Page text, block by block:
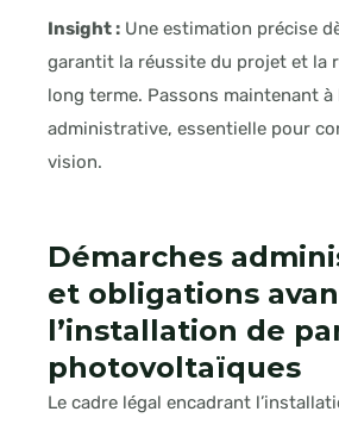
Insight : Une estimation précise
garantit la réussite du projet et la
long terme. Passons maintenant à
administrative, essentielle pour
vision.
Démarches
et obligations
l’installation de
photovoltaïques
Le cadre légal encadrant